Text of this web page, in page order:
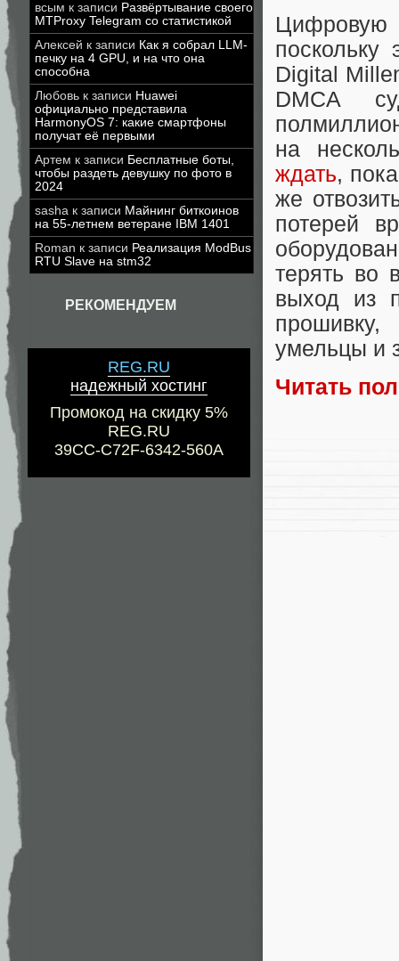
всым к записи Развёртывание своего
MTProxy Telegram со статистикой
Алексей к записи Как я собрал LLM-
печку на 4 GPU, и на что она
способна
Любовь к записи Huawei
официально представила
HarmonyOS 7: какие смартфоны
получат её первыми
Артем к записи Бесплатные боты,
чтобы раздеть девушку по фото в
2024
sasha к записи Майнинг биткоинов
на 55-летнем ветеране IBM 1401
Roman к записи Реализация ModBus
RTU Slave на stm32
РЕКОМЕНДУЕМ
REG.RU
надежный хостинг
Промокод на скидку 5%
REG.RU
39CC-C72F-6342-560A
Цифровую
поскольку
Digital
DMCA
на
ждать,
же
потерей
терять во
выход из
умельцы и
Читать